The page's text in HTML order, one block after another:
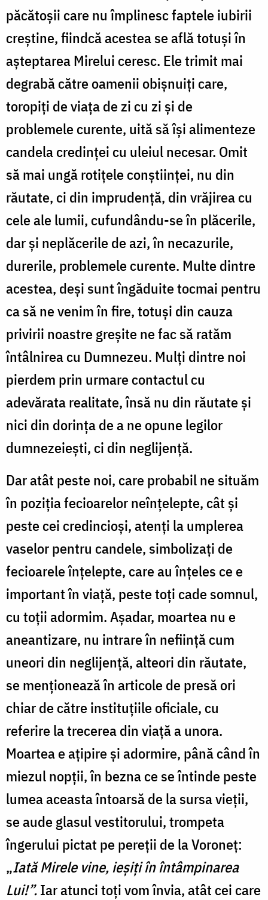
păcătoșii care nu împlinesc faptele iubirii
creștine, fiindcă acestea se află totuși în
așteptarea Mirelui ceresc. Ele trimit mai
degrabă către oamenii obișnuiți care,
toropiți de viața de zi cu zi și de
problemele curente, uită să își alimenteze
candela credinței cu uleiul necesar. Omit
să mai ungă rotițele conștiinței, nu din
răutate, ci din imprudență, din vrăjirea cu
cele ale lumii, cufundându-se în plăcerile,
dar și neplăcerile de azi, în necazurile,
durerile, problemele curente. Multe dintre
acestea, deși sunt îngăduite tocmai pentru
ca să ne venim în fire, totuși din cauza
privirii noastre greșite ne fac să ratăm
întâlnirea cu Dumnezeu. Mulți dintre noi
pierdem prin urmare contactul cu
adevărata realitate, însă nu din răutate și
nici din dorința de a ne opune legilor
dumnezeiești, ci din neglijență.
Dar atât peste noi, care probabil ne situăm
în poziția fecioarelor neînțelepte, cât și
peste cei credincioși, atenți la umplerea
vaselor pentru candele, simbolizați de
fecioarele înțelepte, care au înțeles ce e
important în viață, peste toți cade somnul,
cu toții adormim. Așadar, moartea nu e
aneantizare, nu intrare în neființă cum
uneori din neglijență, alteori din răutate,
se menționează în articole de presă ori
chiar de către instituțiile oficiale, cu
referire la trecerea din viață a unora.
Moartea e ațipire și adormire, până când în
miezul nopții, în bezna ce se întinde peste
lumea aceasta întoarsă de la sursa vieții,
se aude glasul vestitorului, trompeta
îngerului pictat pe pereții de la Voroneț:
„Iată Mirele vine, ieșiți în întâmpinarea
Lui!”.Iar atunci toți vom învia, atât cei care